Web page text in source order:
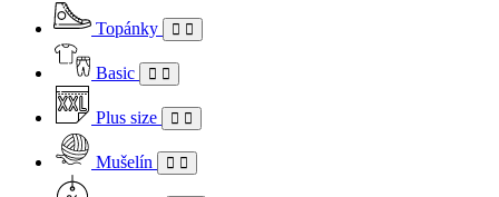
Topánky
Basic
Plus size
Mušelín